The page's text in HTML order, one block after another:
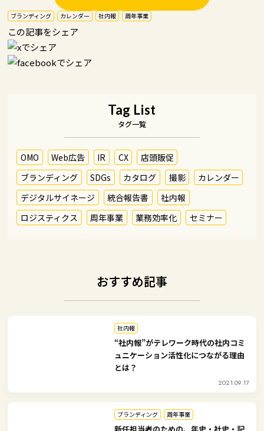
ブランディング カレンダー 社内報 周年事業
この記事をシェア
Tag List
タグ一覧
OMO Web広告 IR CX
店頭販促
ブランディング
SDGs カタログ 撮影
カレンダー
デジタルサイネージ
統合報告書
社内報
ロジスティクス
周年事業 業務効率化 セミナー
おすすめ記事
社内報
“社内報”がテレワーク時代の社内コミ
ュニケーション活性化につながる理由
とは？
2021.09.17
ブランディング 周年事業